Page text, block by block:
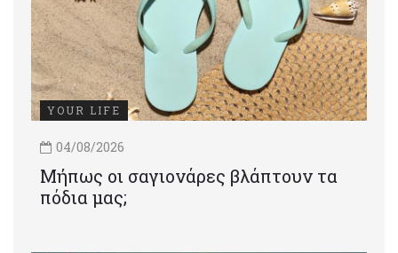
YOUR LIFE
04/08/2026
Μήπως οι σαγιονάρες βλάπτουν τα
πόδια μας;